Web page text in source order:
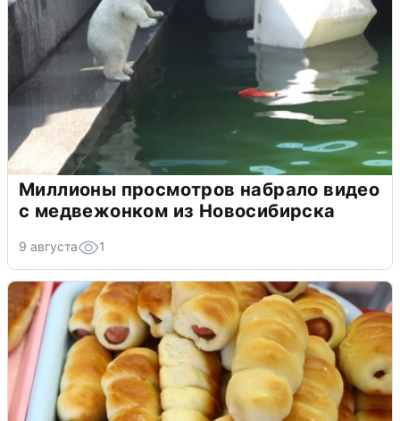
Миллионы просмотров набрало видео
с медвежонком из Новосибирска
9 августа 1